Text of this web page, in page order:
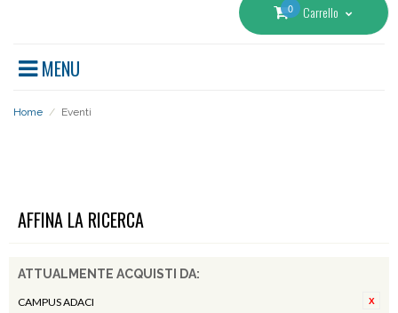
0 Carrello
MENU
Home / Eventi
AFFINA LA RICERCA
ATTUALMENTE ACQUISTI DA:
CAMPUS ADACI